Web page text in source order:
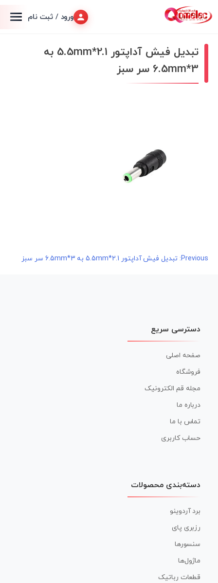
ورود / ثبت نام
تبدیل فیش آداپتور 2.1*5.5mm به
3*6.5mm سر سبز
راهبری
Previous: تبدیل فیش آداپتور 2.1*5.5mm به 3*6.5mm سر سبز
دسترسی سریع
صفحه اصلی
فروشگاه
مجله قم الکترونیک
درباره ما
تماس با ما
حساب کاربری
دسته‌بندی محصولات
برد آردوینو
رزبری پای
سنسورها
ماژول‌ها
قطعات رباتیک